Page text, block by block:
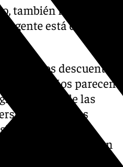
también reconocen
gente está dispuesta
de los descuentos,
malagueños parecen
en busca de las
sobre las
una cita
siguen siendo un